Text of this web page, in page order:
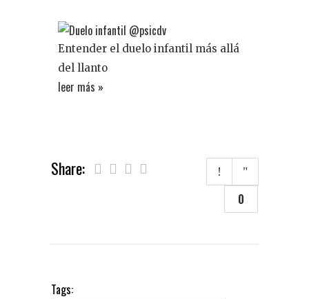
Entender el duelo infantil más allá
del llanto
leer más »
Share:
0
Tags: